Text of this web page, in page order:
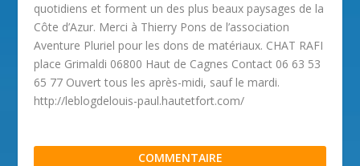
quotidiens et forment un des plus beaux paysages de la
Côte d’Azur. Merci à Thierry Pons de l’association
Aventure Pluriel pour les dons de matériaux. CHAT RAFI
place Grimaldi 06800 Haut de Cagnes Contact 06 63 53
65 77 Ouvert tous les après-midi, sauf le mardi.
http://leblogdelouis-paul.hautetfort.com/
COMMENTAIRE